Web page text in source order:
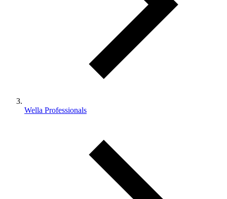
Wella Professionals